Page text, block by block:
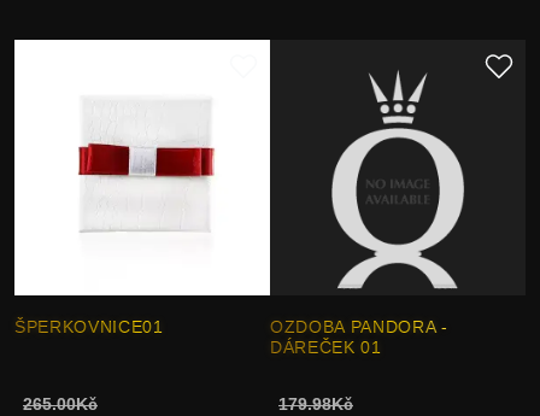
ŠPERKOVNICE01
265.00Kč
OZDOBA PANDORA -
DÁREČEK 01
179.98Kč